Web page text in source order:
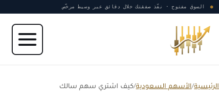
انتقل إلى المحتوى
● السوق مفتوح · نفّذ صفقتك خلال دقائق عبر وسيط مرخّص
الرئيسية/الأسهم السعودية/كيف اشتري سهم سالك